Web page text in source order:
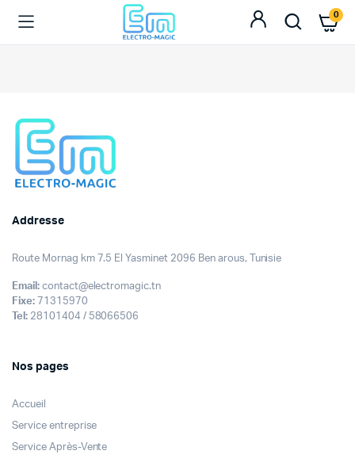
0
Addresse
Route Mornag km 7.5 El Yasminet 2096 Ben arous, Tunisie
Email:contact@electromagic.tn
Fixe:71315970
Tel:28101404 / 58066506
Nos pages
Accueil
Service entreprise
Service Après-Vente